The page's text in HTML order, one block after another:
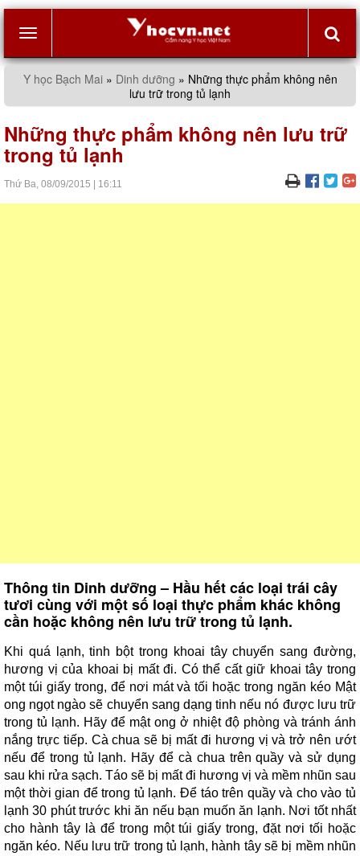
Y học Bạch Mai» Dinh dưỡng » Những thực phẩm không nên
lưu trữ trong tủ lạnh
Những thực phẩm không nên lưu trữ
trong tủ lạnh
Thứ Ba, 08/09/2015 16:11
Thông tin Dinh dưỡng – Hầu hết các loại trái cây
tươi cùng với một số loại thực phẩm khác không
cần hoặc không nên lưu trữ trong tủ lạnh.
Khi quá lạnh, tinh bột trong khoai tây chuyển sang đường,
hương vị của khoai bị mất đi. Có thể cất giữ khoai tây trong
một túi giấy trong, để nơi mát và tối hoặc trong ngăn kéo Mật
ong ngọt ngào sẽ chuyển sang dạng tinh nếu nó được lưu trữ
trong tủ lạnh. Hãy để mật ong ở nhiệt độ phòng và tránh ánh
nắng trực tiếp. Cà chua sẽ bị mất đi hương vị và trở nên ướt
nếu để trong tủ lạnh. Hãy để cà chua trên quầy và sử dụng
sau khi rửa sạch. Táo sẽ bị mất đi hương vị và mềm nhũn sau
một thời gian để trong tủ lạnh. Để táo trên quầy và cho vào tủ
lạnh 30 phút trước khi ăn nếu bạn muốn ăn lạnh. Nơi tốt nhất
cho hành tây là để trong một túi giấy trong, đặt nơi tối hoặc
ngăn kéo. Nếu lưu trữ trong tủ lạnh, hành tây sẽ bị mềm nhũn